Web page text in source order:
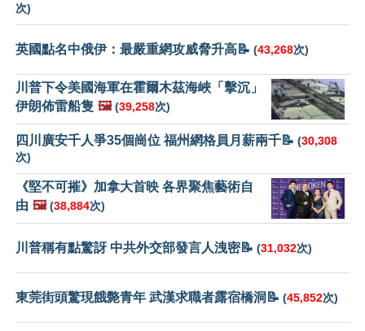
次)
英國點名中俄伊：最嚴重網攻威脅升高📝 (43,268次)
川普下令美國海軍在霍爾木茲海峽「擊沉」
伊朗佈雷船隻 🖼️ (39,258次)
四川廣安千人爭35個崗位 福州網格員月薪兩千📝 (30,308
次)
《堅不可摧》加拿大首映 各界聚焦藝術自
由 🖼️ (38,884次)
川普稱有點驚訝 中共外交部發言人洩密📝 (31,032次)
東莞街頭驚現餓斃青年 武漢求職者露宿橋洞📝 (45,852次)